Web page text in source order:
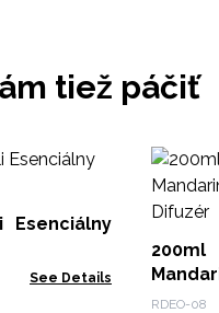
tiež páčiť
Esenciálny
See Details
Olej
RDEO-08